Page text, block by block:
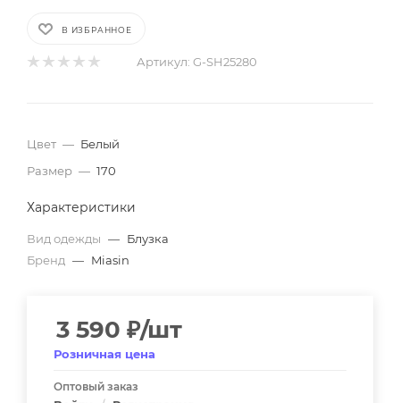
В ИЗБРАННОЕ
Артикул: G-SH25280
Цвет — Белый
Размер — 170
Характеристики
Вид одежды — Блузка
Бренд — Miasin
3 590 ₽/шт
Розничная цена
Оптовый заказ